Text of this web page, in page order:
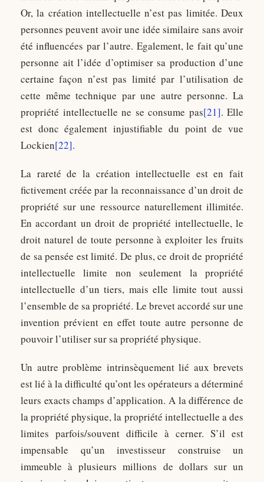
Or, la création intellectuelle n’est pas limitée. Deux
personnes peuvent avoir une idée similaire sans avoir
été influencées par l’autre. Egalement, le fait qu’une
personne ait l’idée d’optimiser sa production d’une
certaine façon n’est pas limité par l’utilisation de
cette même technique par une autre personne. La
propriété intellectuelle ne se consume pas[21]. Elle
est donc également injustifiable du point de vue
Lockien[22].
La rareté de la création intellectuelle est en fait
fictivement créée par la reconnaissance d’un droit de
propriété sur une ressource naturellement illimitée.
En accordant un droit de propriété intellectuelle, le
droit naturel de toute personne à exploiter les fruits
de sa pensée est limité. De plus, ce droit de propriété
intellectuelle limite non seulement la propriété
intellectuelle d’un tiers, mais elle limite tout aussi
l’ensemble de sa propriété. Le brevet accordé sur une
invention prévient en effet toute autre personne de
pouvoir l’utiliser sur sa propriété physique.
Un autre problème intrinsèquement lié aux brevets
est lié à la difficulté qu’ont les opérateurs a déterminé
leurs exacts champs d’application. A la différence de
la propriété physique, la propriété intellectuelle a des
limites parfois/souvent difficile à cerner. S’il est
impensable qu’un investisseur construise un
immeuble à plusieurs millions de dollars sur un